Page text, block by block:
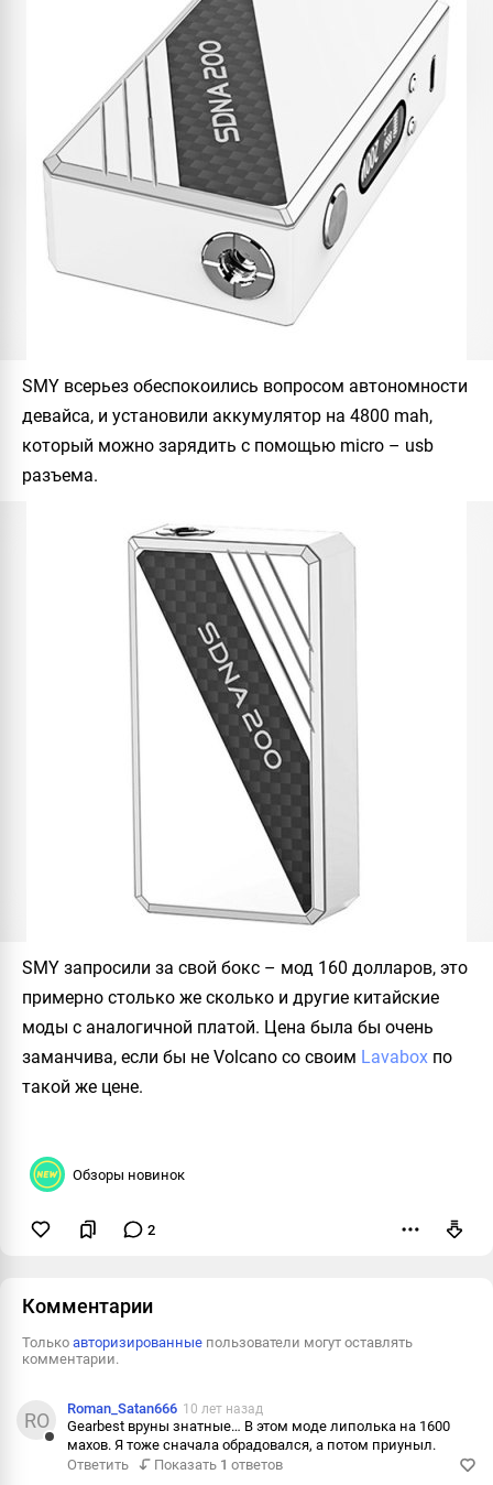
SMY всерьез обеспокоились вопросом автономности
девайса, и установили аккумулятор на 4800 mah,
который можно зарядить с помощью micro – usb
разъема.
SMY запросили за свой бокс – мод 160 долларов, это
примерно столько же сколько и другие китайские
моды с аналогичной платой. Цена была бы очень
заманчива, если бы не Volcano со своим Lavabox по
такой же цене.
Обзоры новинок
2
Комментарии
Только авторизированные пользователи могут оставлять
комментарии.
RO Roman_Satan666 10 лет назад
Gearbest вруны знатные… В этом моде липолька на 1600
махов. Я тоже сначала обрадовался, а потом приуныл.
Ответить
Показать 1 ответов
Ответить